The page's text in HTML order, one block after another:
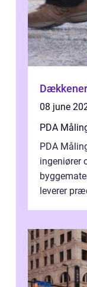
08 june
PDA
PDA
ingeniører
leverer